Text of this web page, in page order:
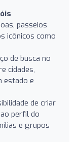
passeios
icônicos como
de busca no
cidades,
estado e
de criar
perfil do
e grupos